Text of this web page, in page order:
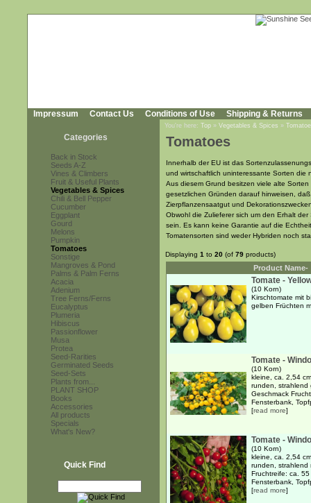
Impressum Contact Us Conditions of Use Shipping & Returns
Categories
Back in Stock
Seeds A-Z
Vines & Climbers
Fruit & Useful Plants
Vegetables & Spices
Chili & Bell Pepper
Cucumber
Eggplant
Gourd
Melons
Pumpkin
Tomatoes
Sonstige
Mangroves & Pond
Palms & Palm Ferns
Acacia
Adenium
Tree Ferns/Ferns
Eucalyptus
Plumeria
Hibiscus
Passionflower
Musa
Protea
Seed-Rarities
Germinated Seeds
Seed-Sets
Plants from...
PLANT SHOP
Books
Accessories
All products
Specials
What's New?
Quick Find
You're here: Top » Vegetables & Spices »
Tomatoes
Innerhalb der EU ist das
und wirtschaftlich uninteressante Sorten die
Aus diesem Grund besitzen viele alte
gesetzlichen Gründen darauf hinweisen,
Zierpflanzensaatgut und
Obwohl die Zulieferer sich um den Erhalt
sein. Es kann keine Garantie auf die
Tomatensorten sind weder Hybriden noch
Displaying 1 to 20 (of 79 products)
Product Name-
Tomate -
(10 Korn)
Kirschtomate mit
gelben Früchten
Tomate -
(10 Korn)
kleine, ca. 2,54
runden, strahlend
Geschmack
Fensterbank,
[read more]
Tomate -
(10 Korn)
kleine, ca. 2,54
runden, strahlend
Fruchtreife: ca.
Fensterbank,
[read more]